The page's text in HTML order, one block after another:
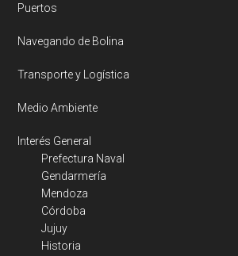
Puertos
Navegando de Bolina
Transporte y Logística
Medio Ambiente
Interés General
Prefectura Naval
Gendarmería
Mendoza
Córdoba
Jujuy
Historia